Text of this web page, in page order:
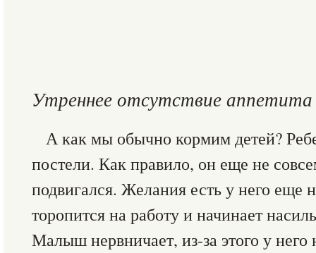
Утреннее отсутствие аппетита
А как мы обычно кормим детей?
постели. Как правило, он еще не
подвигался. Желания есть у него еще
торопится на работу и начинает
Малыш нервничает, из-за этого у